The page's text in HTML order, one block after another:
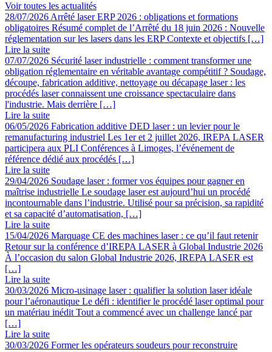
Voir toutes les actualités
28/07/2026 Arrêté laser ERP 2026 : obligations et formations
obligatoires Résumé complet de l’Arrêté du 18 juin 2026 : Nouvelle
réglementation sur les lasers dans les ERP Contexte et objectifs […]
Lire la suite
07/07/2026 Sécurité laser industrielle : comment transformer une
obligation réglementaire en véritable avantage compétitif ? Soudage,
découpe, fabrication additive, nettoyage ou décapage laser : les
procédés laser connaissent une croissance spectaculaire dans
l'industrie. Mais derrière […]
Lire la suite
06/05/2026 Fabrication additive DED laser : un levier pour le
remanufacturing industriel Les 1er et 2 juillet 2026, IREPA LASER
participera aux PLI Conférences à Limoges, l’événement de
référence dédié aux procédés […]
Lire la suite
29/04/2026 Soudage laser : former vos équipes pour gagner en
maîtrise industrielle Le soudage laser est aujourd’hui un procédé
incontournable dans l’industrie. Utilisé pour sa précision, sa rapidité
et sa capacité d’automatisation, […]
Lire la suite
15/04/2026 Marquage CE des machines laser : ce qu’il faut retenir
Retour sur la conférence d’IREPA LASER à Global Industrie 2026
À l’occasion du salon Global Industrie 2026, IREPA LASER est
[…]
Lire la suite
30/03/2026 Micro-usinage laser : qualifier la solution laser idéale
pour l’aéronautique Le défi : identifier le procédé laser optimal pour
un matériau inédit Tout a commencé avec un challenge lancé par
[…]
Lire la suite
30/03/2026 Former les opérateurs soudeurs pour reconstruire